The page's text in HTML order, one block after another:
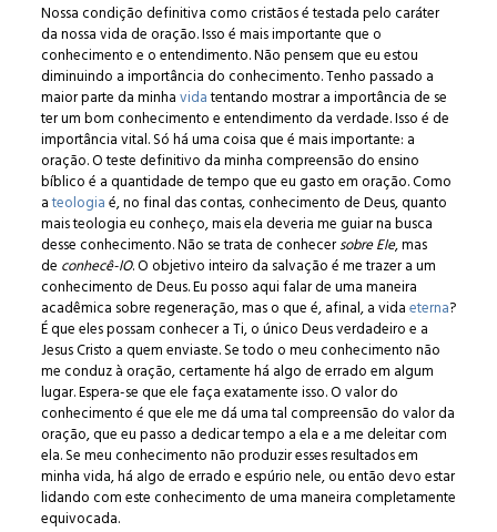
Nossa condição definitiva como cristãos é testada pelo caráter
da nossa vida de oração. Isso é mais importante que o
conhecimento e o entendimento. Não pensem que eu estou
diminuindo a importância do conhecimento. Tenho passado a
maior parte da minhavidatentando mostrar a importância de se
ter um bom conhecimento e entendimento da verdade. Isso é de
importância vital. Só há uma coisa que é mais importante: a
oração. O teste definitivo da minha compreensão do ensino
bíblico é a quantidade de tempo que eu gasto em oração. Como
ateologiaé, no final das contas, conhecimento de Deus, quanto
mais teologia eu conheço, mais ela deveria me guiar na busca
desse conhecimento. Não se trata de conhecersobre Ele, mas
de conhecê-lO. O objetivo inteiro da salvação é me trazer a um
conhecimento de Deus. Eu posso aqui falar de uma maneira
acadêmica sobre regeneração, mas o que é, afinal, a vidaeterna?
É que eles possam conhecer a Ti, o único Deus verdadeiro e a
Jesus Cristo a quem enviaste. Se todo o meu conhecimento não
me conduz à oração, certamente há algo de errado em algum
lugar. Espera-se que ele faça exatamente isso. O valor do
conhecimento é que ele me dá uma tal compreensão do valor da
oração, que eu passo a dedicar tempo a ela e a me deleitar com
ela. Se meu conhecimento não produzir esses resultados em
minha vida, há algo de errado e espúrio nele, ou então devo estar
lidando com este conhecimento de uma maneira completamente
equivocada.